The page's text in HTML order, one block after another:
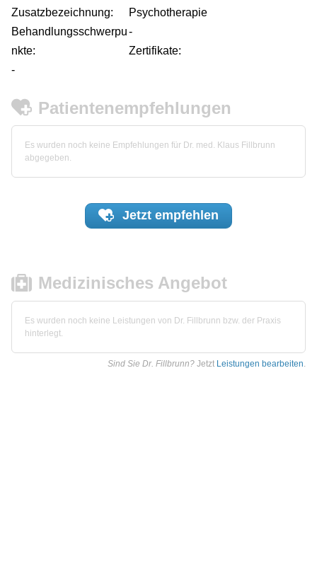
Zusatzbezeichnung:
Psychotherapie
Behandlungsschwerpu
nkte:
-
Zertifikate:
-
Patientenempfehlungen
Es wurden noch keine Empfehlungen für Dr. med. Klaus Fillbrunn
abgegeben.
Jetzt empfehlen
Medizinisches Angebot
Es wurden noch keine Leistungen von Dr. Fillbrunn bzw. der Praxis
hinterlegt.
Sind Sie Dr. Fillbrunn? Jetzt Leistungen bearbeiten.